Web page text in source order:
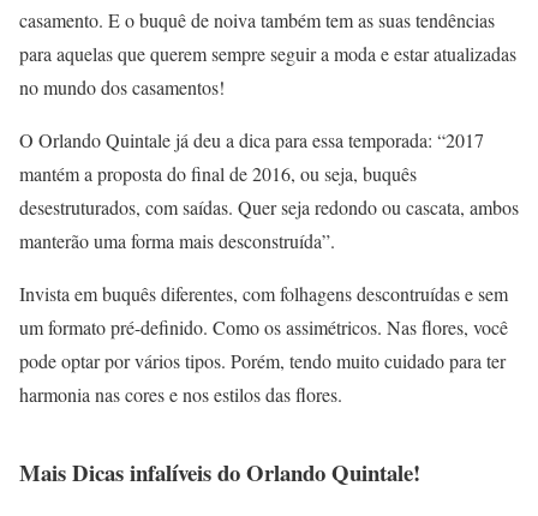
casamento. E o buquê de noiva também tem as suas tendências
para aquelas que querem sempre seguir a moda e estar atualizadas
no mundo dos casamentos!
O Orlando Quintale já deu a dica para essa temporada: “2017
mantém a proposta do final de 2016, ou seja, buquês
desestruturados, com saídas. Quer seja redondo ou cascata, ambos
manterão uma forma mais desconstruída”.
Invista em buquês diferentes, com folhagens descontruídas e sem
um formato pré-definido. Como os assimétricos. Nas flores, você
pode optar por vários tipos. Porém, tendo muito cuidado para ter
harmonia nas cores e nos estilos das flores.
Mais Dicas infalíveis do Orlando Quintale!